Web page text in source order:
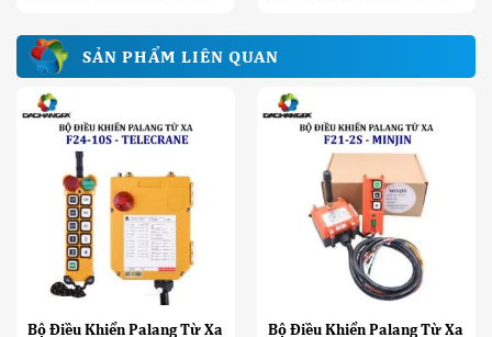
SẢN PHẨM LIÊN QUAN
Bộ Điều Khiển Palang Từ Xa
Bộ Điều Khiển Palang Từ Xa